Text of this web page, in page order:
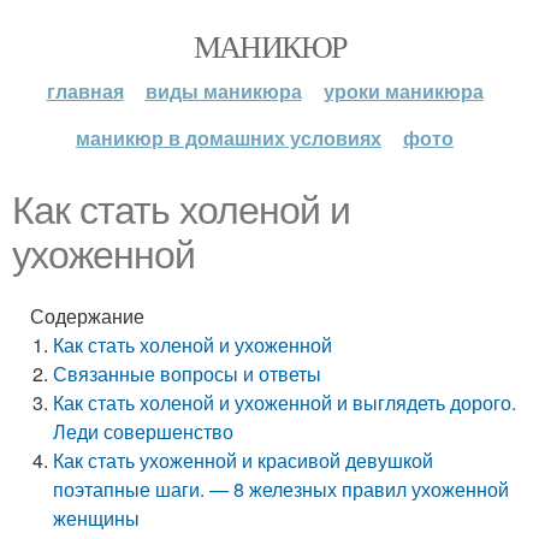
МАНИКЮР
главная виды маникюра
уроки маникюра
маникюр в домашних условиях
фото
Как стать холеной и
ухоженной
Содержание
Как стать холеной и ухоженной
Связанные вопросы и ответы
Как стать холеной и ухоженной и выглядеть дорого.
Леди совершенство
Как стать ухоженной и красивой девушкой
поэтапные шаги. — 8 железных правил ухоженной
женщины